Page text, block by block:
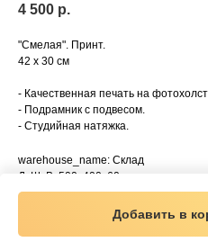
4 500 р.
Добавить в
"Смелая". Принт.
42 х 30 см
- Качественная печать на
- Подрамник с подвесом.
- Студийная натяжка.
warehouse_name: Склад
ДxШxВ: 500x400x60 мм
Вес: 1000 г